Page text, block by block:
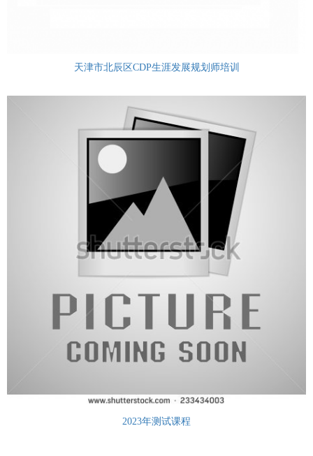
天津市北辰区CDP生涯发展规划师培训
2023年测试课程